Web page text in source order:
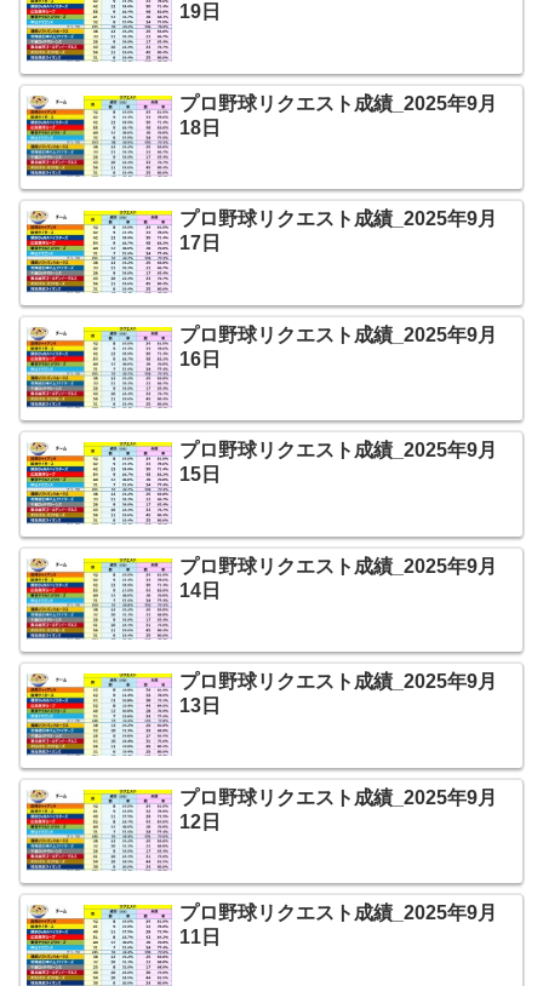
19日
プロ野球リクエスト成績_2025年9月
18日
プロ野球リクエスト成績_2025年9月
17日
プロ野球リクエスト成績_2025年9月
16日
プロ野球リクエスト成績_2025年9月
15日
プロ野球リクエスト成績_2025年9月
14日
プロ野球リクエスト成績_2025年9月
13日
プロ野球リクエスト成績_2025年9月
12日
プロ野球リクエスト成績_2025年9月
11日